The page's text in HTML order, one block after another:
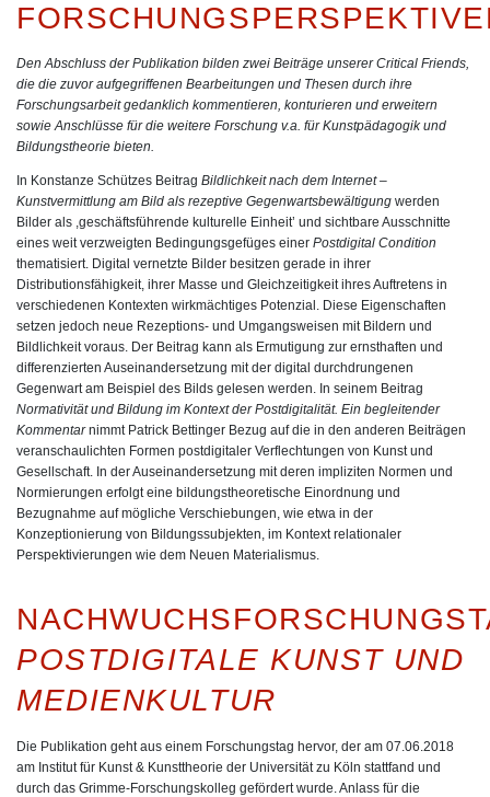
Den Abschluss der Publikation bilden zwei Beiträge unserer Critical Friends,
die die zuvor aufgegriffenen Bearbeitungen und Thesen durch ihre
Forschungsarbeit gedanklich kommentieren, konturieren und erweitern
sowie Anschlüsse für die weitere Forschung v.a. für Kunstpädagogik und
Bildungstheorie bieten.
In Konstanze Schützes Beitrag Bildlichkeit nach dem Internet –
Kunstvermittlung am Bild als rezeptive Gegenwartsbewältigung werden
Bilder als ,geschäftsführende kulturelle Einheit’ und sichtbare Ausschnitte
eines weit verzweigten Bedingungsgefüges einer Postdigital Condition
thematisiert. Digital vernetzte Bilder besitzen gerade in ihrer
Distributionsfähigkeit, ihrer Masse und Gleichzeitigkeit ihres Auftretens in
verschiedenen Kontexten wirkmächtiges Potenzial. Diese Eigenschaften
setzen jedoch neue Rezeptions- und Umgangsweisen mit Bildern und
Bildlichkeit voraus. Der Beitrag kann als Ermutigung zur ernsthaften und
differenzierten Auseinandersetzung mit der digital durchdrungenen
Gegenwart am Beispiel des Bilds gelesen werden. In seinem Beitrag
Normativität und Bildung im Kontext der Postdigitalität. Ein begleitender
Kommentarnimmt Patrick Bettinger Bezug auf die in den anderen Beiträgen
veranschaulichten Formen postdigitaler Verflechtungen von Kunst und
Gesellschaft. In der Auseinandersetzung mit deren impliziten Normen und
Normierungen erfolgt eine bildungstheoretische Einordnung und
Bezugnahme auf mögliche Verschiebungen, wie etwa in der
Konzeptionierung von Bildungssubjekten, im Kontext relationaler
Perspektivierungen wie dem Neuen Materialismus.
POSTDIGITALE KUNST UND
MEDIENKULTUR
Die Publikation geht aus einem Forschungstag hervor, der am 07.06.2018
am Institut für Kunst & Kunsttheorie der Universität zu Köln stattfand und
durch das Grimme-Forschungskolleg gefördert wurde. Anlass für die